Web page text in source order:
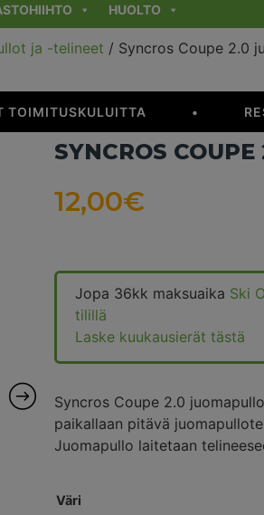
HUOLTO
ja -telineet / Syncros Coupe 2.0
SYNCROS
12,00€
Jopa 36kk maksuaika Ski
tilillä
Laske kuukausierät tästä
Syncros Coupe 2.0
paikallaan pitävä
Juomapullo laitetaan
Väri